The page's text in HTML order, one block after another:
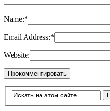
Name:*
Email Address:*
Website: